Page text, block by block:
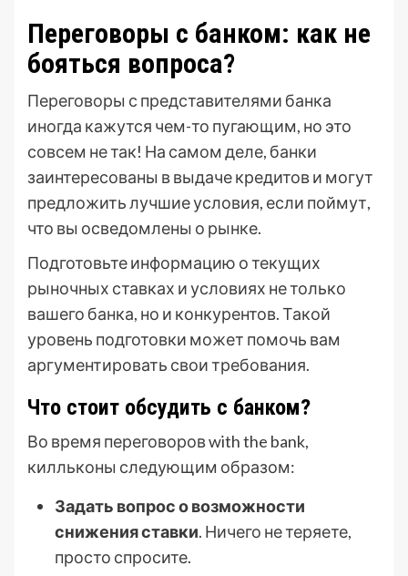
Переговоры с банком: как не
бояться вопроса?
Переговоры с представителями банка
иногда кажутся чем-то пугающим, но это
совсем не так! На самом деле, банки
заинтересованы в выдаче кредитов и могут
предложить лучшие условия, если поймут,
что вы осведомлены о рынке.
Подготовьте информацию о текущих
рыночных ставках и условиях не только
вашего банка, но и конкурентов. Такой
уровень подготовки может помочь вам
аргументировать свои требования.
Что стоит обсудить с банком?
Во время переговоров with the bank,
килльконы следующим образом:
Задать вопрос о возможности
снижения ставки. Ничего не теряете,
просто спросите.